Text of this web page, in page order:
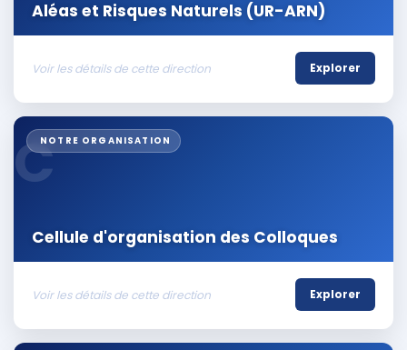
Aléas et Risques Naturels (UR-ARN)
Voir les détails de cette direction Explorer
CNOTRE ORGANISATION
Cellule d'organisation des Colloques
Voir les détails de cette direction Explorer